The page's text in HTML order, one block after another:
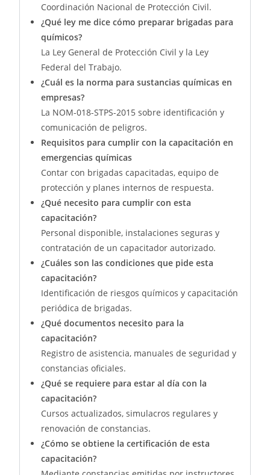
Coordinación Nacional de Protección Civil.
¿Qué ley me dice cómo preparar brigadas para
químicos?
La Ley General de Protección Civil y la Ley
Federal del Trabajo.
¿Cuál es la norma para sustancias químicas en
empresas?
La NOM-018-STPS-2015 sobre identificación y
comunicación de peligros.
Requisitos para cumplir con la capacitación en
emergencias químicas
Contar con brigadas capacitadas, equipo de
protección y planes internos de respuesta.
¿Qué necesito para cumplir con esta
capacitación?
Personal disponible, instalaciones seguras y
contratación de un capacitador autorizado.
¿Cuáles son las condiciones que pide esta
capacitación?
Identificación de riesgos químicos y capacitación
periódica de brigadas.
¿Qué documentos necesito para la
capacitación?
Registro de asistencia, manuales de seguridad y
constancias oficiales.
¿Qué se requiere para estar al día con la
capacitación?
Cursos actualizados, simulacros regulares y
renovación de constancias.
¿Cómo se obtiene la certificación de esta
capacitación?